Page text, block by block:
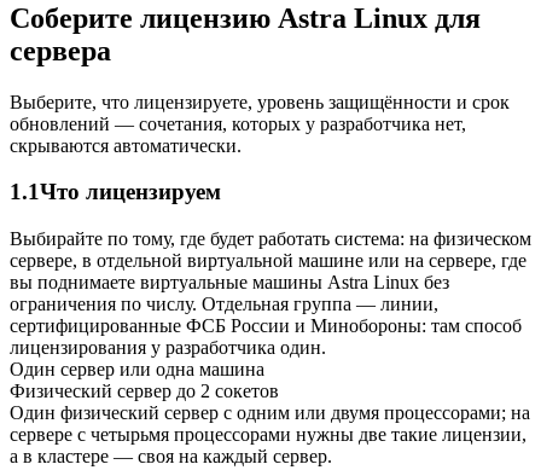
Соберите лицензию Astra Linux для
сервера
Выберите, что лицензируете, уровень защищённости и срок
обновлений — сочетания, которых у разработчика нет,
скрываются автоматически.
1.1Что лицензируем
Выбирайте по тому, где будет работать система: на физическом
сервере, в отдельной виртуальной машине или на сервере, где
вы поднимаете виртуальные машины Astra Linux без
ограничения по числу. Отдельная группа — линии,
сертифицированные ФСБ России и Минобороны: там способ
лицензирования у разработчика один.
Один сервер или одна машина
Физический сервер до 2 сокетов
Один физический сервер с одним или двумя процессорами; на
сервере с четырьмя процессорами нужны две такие лицензии,
а в кластере — своя на каждый сервер.